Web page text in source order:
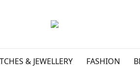
& JEWELLERY FASHION